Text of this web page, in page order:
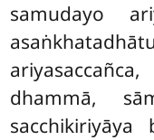
samudayo
dhammā,
sacchikiriyāya